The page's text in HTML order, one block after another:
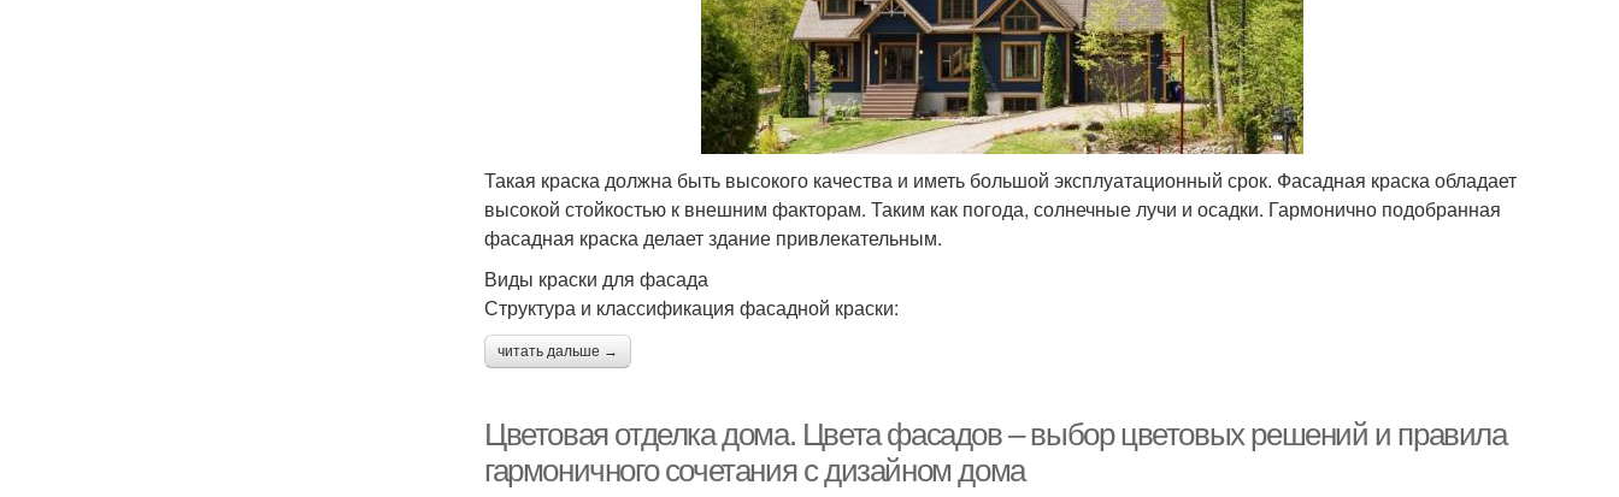
Такая краска должна быть высокого качества и иметь большой эксплуатационный срок. Фасадная краска обладает
высокой стойкостью к внешним факторам. Таким как погода, солнечные лучи и осадки. Гармонично подобранная
фасадная краска делает здание привлекательным.
Виды краски для фасада
Структура и классификация фасадной краски:
читать дальше →
Цветовая отделка дома. Цвета фасадов – выбор цветовых решений и правила
гармоничного сочетания с дизайном дома